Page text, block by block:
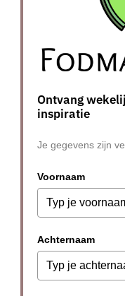
Ontvang
inspiratie
Je gegevens zijn
Voornaam
Achternaam